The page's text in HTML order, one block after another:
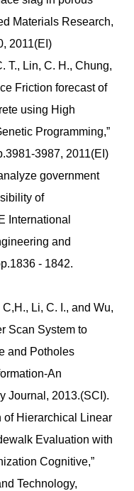
Materials Research,
2011(EI)
T., Lin, C. H., Chung,
Friction forecast of
using High
Programming,”
3987, 2011(EI)
government
of
International
and
- 1842.
Li, C. I., and Wu,
Scan System to
and Potholes
An
Journal, 2013.(SCI).
of Hierarchical Linear
Evaluation with
Cognitive,”
Technology,